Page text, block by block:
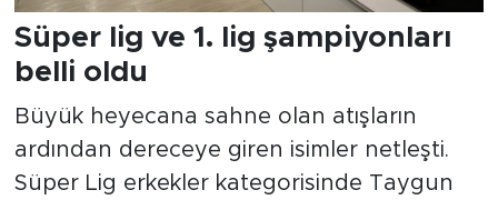
Süper lig ve 1. lig şampiyonları
belli oldu
Büyük heyecana sahne olan atışların
ardından dereceye giren isimler netleşti.
Süper Lig erkekler kategorisinde Taygun